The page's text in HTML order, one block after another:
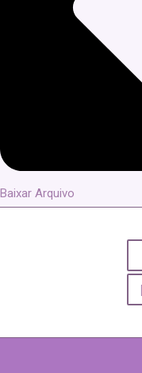
Baixar Arquivo